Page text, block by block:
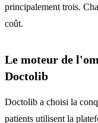
principalement trois.
coût.
Le moteur de
Doctolib
Doctolib a choisi la
patients utilisent la